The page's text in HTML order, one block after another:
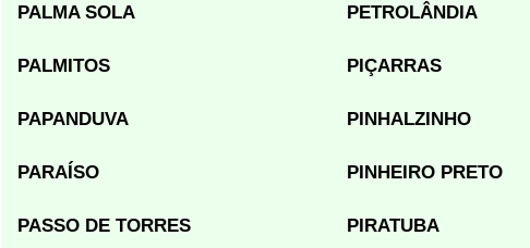
PALMA SOLA PETROLÂNDIA
PALMITOS PIÇARRAS
PAPANDUVA PINHALZINHO
PARAÍSO PINHEIRO PRETO
PASSO DE TORRES PIRATUBA